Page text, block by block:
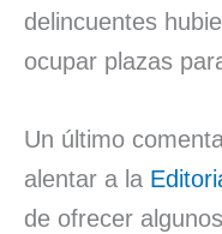
delincuentes
ocupar plazas
Un último
alentar a la
de ofrecer